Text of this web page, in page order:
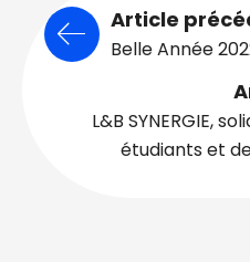
Article
Belle Année
L&B SYNERGIE,
étudiants et